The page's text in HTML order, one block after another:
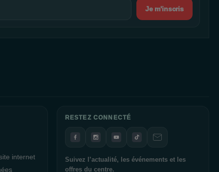
Je m'inscris
internet
RESTEZ CONNECTÉ
Suivez l’actualité, les événements et les
offres du centre.